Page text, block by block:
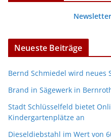
Neueste Beiträge
Bernd Schmiedel wird neues
Brand in Sägewerk in
Stadt Schlüsselfeld bietet
Kindergartenplätze an
Dieseldiebstahl im Wert von